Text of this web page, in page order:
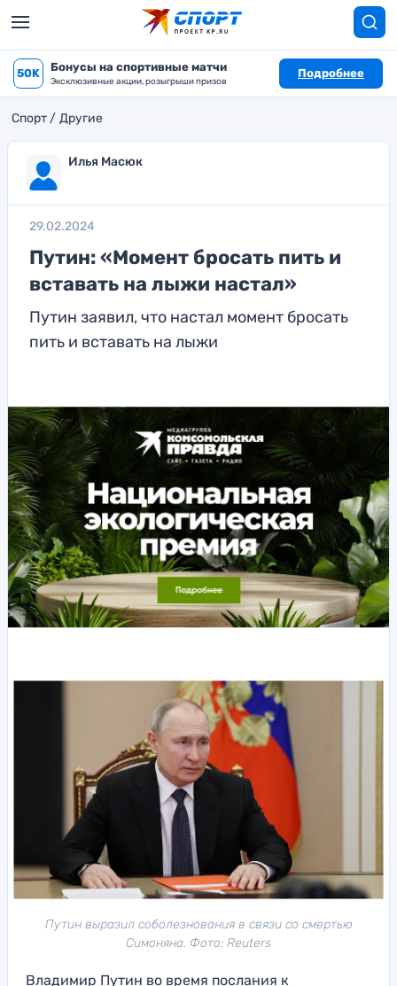
50K Бонусы на спортивные матчи
Эксклюзивные акции, розыгрыши призов
Подробнее
Спорт Другие
Илья Масюк
29.02.2024
Путин: «Момент бросать пить и
вставать на лыжи настал»
Путин заявил, что настал момент бросать
пить и вставать на лыжи
Путин выразил соболезнования в связи со смертью
Симоняна. Фото: Reuters
Владимир Путин во время послания к